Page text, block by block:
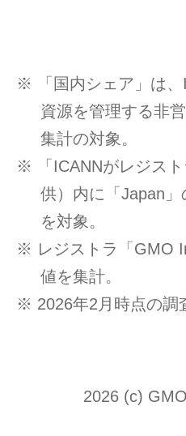
※ 「国内シェア」は、
資源を管理する非
集計の対象。
※ 「ICANNがレジス
供）内に「Japan
を対象。
※ レジストラ「GMO
値を集計。
※ 2026年2月時点の調
2026 (c)